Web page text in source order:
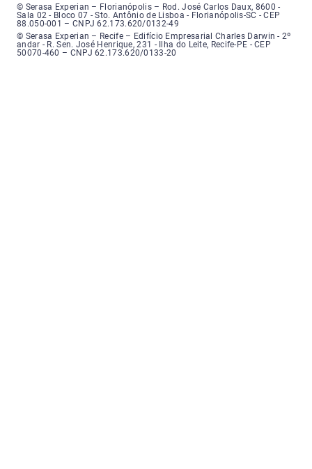
Serasa Experian - Florianópolis, Endereço: Rodovia José Carlos, número
© Serasa Experian – Florianópolis – Rod. José Carlos Daux, 8600 -
Sala 02 - Bloco 07 - Sto. Antônio de Lisboa - Florianópolis-SC - CEP
88.050-001 – CNPJ 62.173.620/0132-49
Serasa Experian - Recife, Endereço: Edifício Empresarial Charles Darwin,
© Serasa Experian – Recife – Edifício Empresarial Charles Darwin - 2º
andar - R. Sen. José Henrique, 231 - Ilha do Leite, Recife-PE - CEP
50070-460 – CNPJ 62.173.620/0133-20